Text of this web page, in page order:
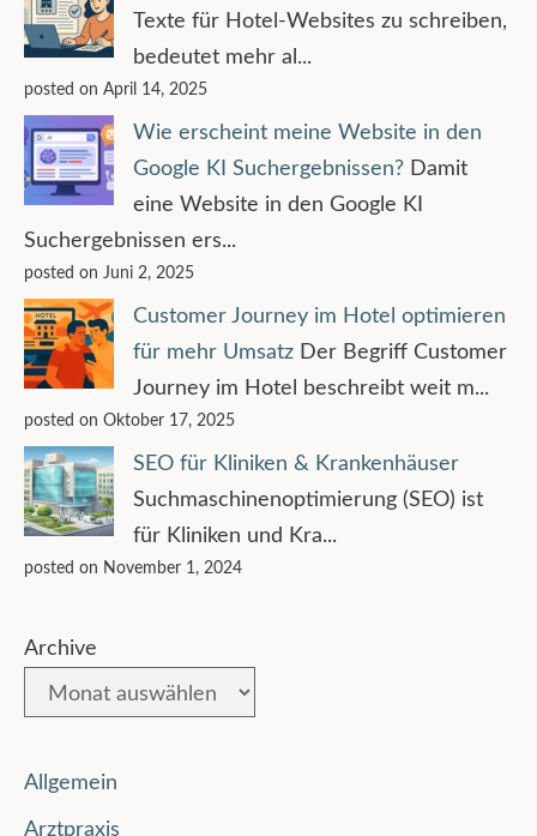
Texte für Hotel-Websites zu schreiben,
bedeutet mehr al...
posted on April 14, 2025
Wie erscheint meine Website in den
Google KI Suchergebnissen? Damit
eine Website in den Google KI
Suchergebnissen ers...
posted on Juni 2, 2025
Customer Journey im Hotel optimieren
für mehr Umsatz Der Begriff Customer
Journey im Hotel beschreibt weit m...
posted on Oktober 17, 2025
SEO für Kliniken & Krankenhäuser
Suchmaschinenoptimierung (SEO) ist
für Kliniken und Kra...
posted on November 1, 2024
Archive
Allgemein
Arztpraxis